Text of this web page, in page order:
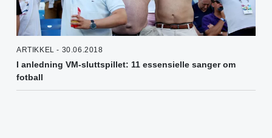
ARTIKKEL - 30.06.2018
I anledning VM-sluttspillet: 11 essensielle sanger om
fotball